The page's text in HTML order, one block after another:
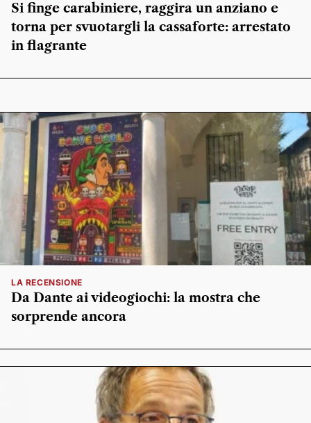
Si finge carabiniere, raggira un anziano e
torna per svuotargli la cassaforte: arrestato
in flagrante
LA RECENSIONE
Da Dante ai videogiochi: la mostra che
sorprende ancora